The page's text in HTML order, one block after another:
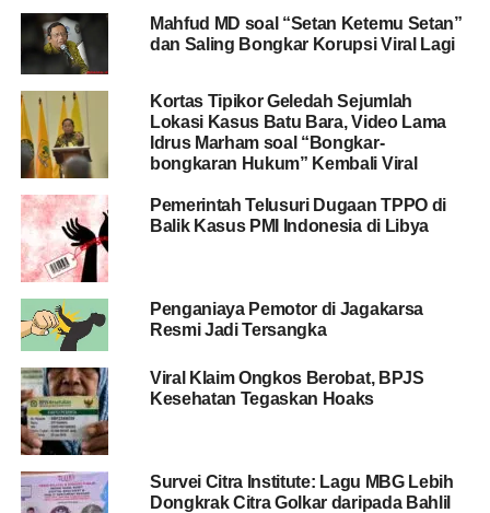
hidup atas belas kasihan keluarga dan tetangga terdekat.
Hingga akhirnya, ibunya memutuskan bergabung dengan
beberapa tetangganya untuk membatik, upah yang tak
seberapa ini ia gunakan untuk menghidupi keluarga
kecilnya.
BACA JUGA
Taksi Online oleh Ojek Pangkalan
Kerja keras ibunya membuat Rocmad bertekad untuk
melakukan segala upaya guna meringankan beban
ibunya. Contohnya saja, ketika duduk di bangku SMA,
Rocmad bergabung dengan Paskibraka sekolahnya.
Kecintaannya terhadap Paskibraka ini membuat Rocmad
memutuskan untuk melatih Tim Paskibraka. Dari sinilah
Rochmad mendapatkan sedikit
kebutuhan pribadinya.
Tak hanya itu, kerasnya kehidupan yang ia lalui membuat
Mahfud MD soal “Setan Ketemu Setan”
dan Saling Bongkar Korupsi Viral Lagi
Kortas Tipikor Geledah Sejumlah
Lokasi Kasus Batu Bara, Video Lama
Idrus Marham soal “Bongkar-
bongkaran Hukum” Kembali Viral
Pemerintah Telusuri Dugaan TPPO di
Balik Kasus PMI Indonesia di Libya
Penganiaya Pemotor di Jagakarsa
Resmi Jadi Tersangka
Viral Klaim Ongkos Berobat, BPJS
Kesehatan Tegaskan Hoaks
Survei Citra Institute: Lagu MBG Lebih
Dongkrak Citra Golkar daripada Bahlil